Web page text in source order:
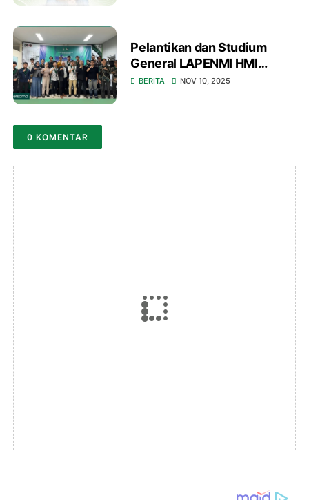
Pelantikan dan Studium
General LAPENMI HMI
Cabang Bandung: Awali
BERITA NOV 10, 2025
0 KOMENTAR